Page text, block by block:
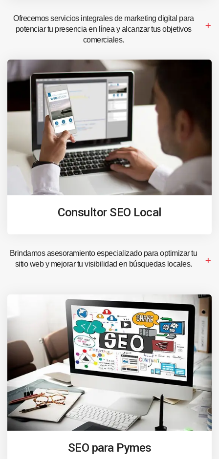
Ofrecemos servicios integrales de marketing digital para
potenciar tu presencia en línea y alcanzar tus objetivos
comerciales.
Consultor SEO Local
Brindamos asesoramiento especializado para optimizar tu
sitio web y mejorar tu visibilidad en búsquedas locales.
SEO para Pymes